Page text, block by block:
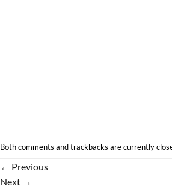
Both comments and trackbacks are currently
← Previous
Next →